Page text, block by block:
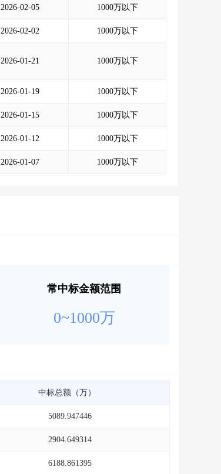
2026-02-05 1000万以下
2026-02-02 1000万以下
2026-01-21 1000万以下
2026-01-19 1000万以下
2026-01-15 1000万以下
2026-01-12 1000万以下
2026-01-07 1000万以下
常中标金额范围
0~1000万
中标总额（万）
5089.947446
2904.649314
6188.861395